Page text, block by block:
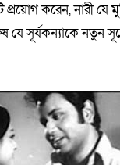
প্রয়োগ করেন, নারী
সূর্যকন্যাকে নতুন